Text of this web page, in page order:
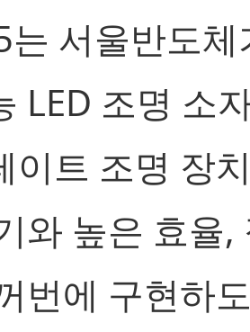
는 서울반도
LED 조명 소
이트 조명 장
와 높은 효율,
번에 구현하